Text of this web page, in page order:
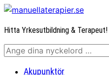
Hitta Yrkesutbildning & Terapeut!
Akupunktör